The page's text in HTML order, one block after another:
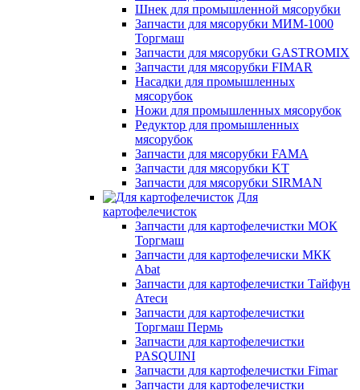
Шнек для промышленной мясорубки
Запчасти для мясорубки МИМ-1000
Торгмаш
Запчасти для мясорубки GASTROMIX
Запчасти для мясорубки FIMAR
Насадки для промышленных
мясорубок
Ножи для промышленных мясорубок
Редуктор для промышленных
мясорубок
Запчасти для мясорубки FAMA
Запчасти для мясорубки KT
Запчасти для мясорубки SIRMAN
Для
картофелечисток
Запчасти для картофелечистки МОК
Торгмаш
Запчасти для картофелечиски МКК
Abat
Запчасти для картофелечистки Тайфун
Атеси
Запчасти для картофелечистки
Торгмаш Пермь
Запчасти для картофелечистки
PASQUINI
Запчасти для картофелечистки Fimar
Запчасти для картофелечистки